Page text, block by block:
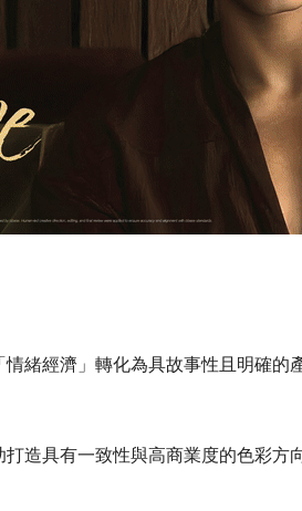
緒經濟」轉化為具故事性且明確的
造具有一致性與高商業度的色彩方向